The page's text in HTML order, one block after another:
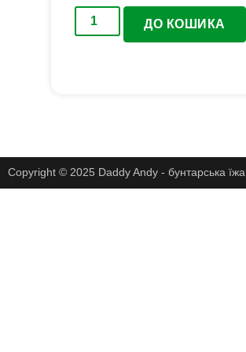
ДО КОШИКА
Copyright © 2025 Daddy Andy - бунтарська їжа